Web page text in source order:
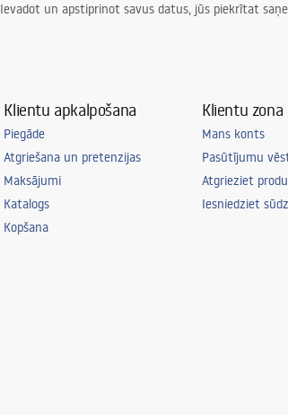
Ievadot un apstiprinot savus datus, jūs piekrītat
Klientu apkalpošana
Piegāde
Atgriešana un pretenzijas
Maksājumi
Katalogs
Kopšana
Klientu zona
Mans konts
Pasūtījumu
Atgrieziet
Iesniedziet